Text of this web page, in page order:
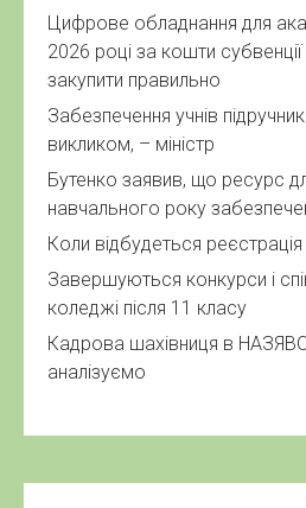
Цифрове обладнання для
2026 році за кошти
закупити правильно
Забезпечення учнів
викликом, – міністр
Бутенко заявив, що ресурс
навчального року
Коли відбудеться
Завершуються конкурси і
коледжі після 11 класу
Кадрова шахівниця в
аналізуємо